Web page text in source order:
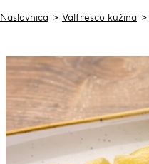
Naslovnica Valfresco kužina